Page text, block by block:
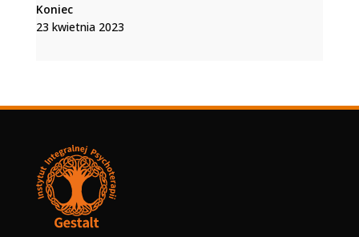
Koniec
23 kwietnia 2023